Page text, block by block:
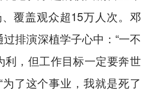
覆盖观众超15万人次。邓
排演深植学子心中：“一不
利，但工作目标一定要奔世
为了这个事业，我就是死了